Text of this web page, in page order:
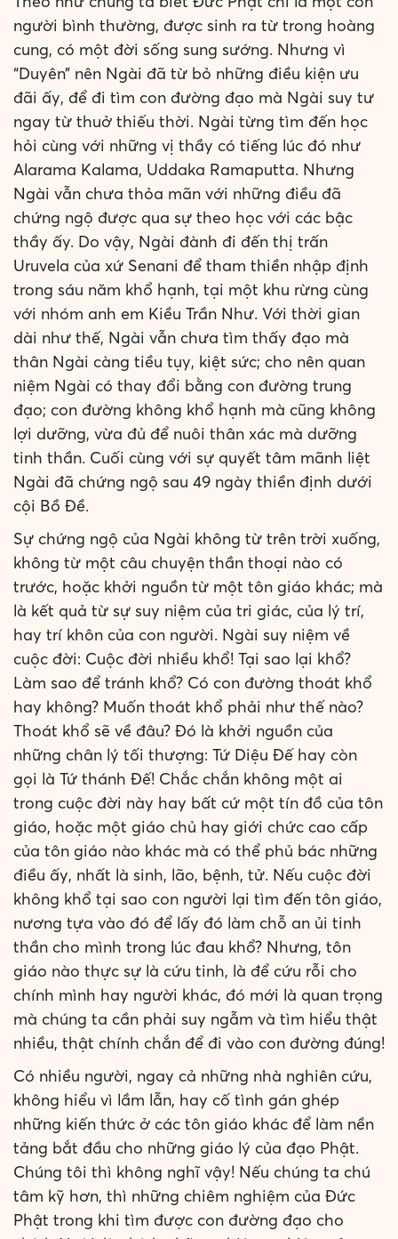
người bình thường, được sinh ra từ trong hoàng
cung, có một đời sống sung sướng. Nhưng vì
“Duyên” nên Ngài đã từ bỏ những điều kiện ưu
đãi ấy, để đi tìm con đường đạo mà Ngài suy tư
ngay từ thuở thiếu thời. Ngài từng tìm đến học
hỏi cùng với những vị thầy có tiếng lúc đó như
Alarama Kalama, Uddaka Ramaputta. Nhưng
Ngài vẫn chưa thỏa mãn với những điều đã
chứng ngộ được qua sự theo học với các bậc
thầy ấy. Do vậy, Ngài đành đi đến thị trấn
Uruvela của xứ Senani để tham thiền nhập định
trong sáu năm khổ hạnh, tại một khu rừng cùng
với nhóm anh em Kiều Trần Như. Với thời gian
dài như thế, Ngài vẫn chưa tìm thấy đạo mà
thân Ngài càng tiều tụy, kiệt sức; cho nên quan
niệm Ngài có thay đổi bằng con đường trung
đạo; con đường không khổ hạnh mà cũng không
lợi dưỡng, vừa đủ để nuôi thân xác mà dưỡng
tinh thần. Cuối cùng với sự quyết tâm mãnh liệt
Ngài đã chứng ngộ sau 49 ngày thiền định dưới
cội Bồ Đề.
Sự chứng ngộ của Ngài không từ trên trời xuống,
không từ một câu chuyện thần thoại nào có
trước, hoặc khởi nguồn từ một tôn giáo khác; mà
là kết quả từ sự suy niệm của tri giác, của lý trí,
hay trí khôn của con người. Ngài suy niệm về
cuộc đời: Cuộc đời nhiều khổ! Tại sao lại khổ?
Làm sao để tránh khổ? Có con đường thoát khổ
hay không? Muốn thoát khổ phải như thế nào?
Thoát khổ sẽ về đâu? Đó là khởi nguồn của
những chân lý tối thượng: Tứ Diệu Đế hay còn
gọi là Tứ thánh Đế! Chắc chắn không một ai
trong cuộc đời này hay bất cứ một tín đồ của tôn
giáo, hoặc một giáo chủ hay giới chức cao cấp
của tôn giáo nào khác mà có thể phủ bác những
điều ấy, nhất là sinh, lão, bệnh, tử. Nếu cuộc đời
không khổ tại sao con người lại tìm đến tôn giáo,
nương tựa vào đó để lấy đó làm chỗ an ủi tinh
thần cho mình trong lúc đau khổ? Nhưng, tôn
giáo nào thực sự là cứu tinh, là để cứu rỗi cho
chính mình hay người khác, đó mới là quan trọng
mà chúng ta cần phải suy ngẫm và tìm hiểu thật
nhiều, thật chính chắn để đi vào con đường đúng!
Có nhiều người, ngay cả những nhà nghiên cứu,
không hiểu vì lầm lẫn, hay cố tình gán ghép
những kiến thức ở các tôn giáo khác để làm nền
tảng bắt đầu cho những giáo lý của đạo Phật.
Chúng tôi thì không nghĩ vậy! Nếu chúng ta chú
tâm kỹ hơn, thì những chiêm nghiệm của Đức
Phật trong khi tìm được con đường đạo cho